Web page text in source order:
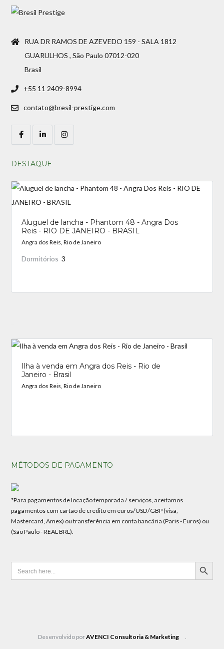
RUA DR RAMOS DE AZEVEDO 159 - SALA 1812
GUARULHOS , São Paulo 07012-020
Brasil
+55 11 2409-8994
contato@bresil-prestige.com
DESTAQUE
Aluguel de lancha - Phantom 48 - Angra Dos
Reis - RIO DE JANEIRO - BRASIL
Angra dos Reis, Rio de Janeiro
Dormitórios 3
Ilha à venda em Angra dos Reis - Rio de
Janeiro - Brasil
Angra dos Reis, Rio de Janeiro
MÉTODOS DE PAGAMENTO
*Para pagamentos de locação temporada / serviços, aceitamos
pagamentos com cartao de credito em euros/USD/GBP (visa,
Mastercard, Amex) ou transferência em conta bancária (Paris - Euros) ou
(São Paulo - REAL BRL).
Search
for:
SEARCH BUTTON
Desenvolvido porAVENCI Consultoria & Marketing .